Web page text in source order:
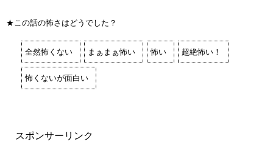
★この話の怖さはどうでした？
全然怖くない まぁまぁ怖い 怖い 超絶怖い！
怖くないが面白い
スポンサーリンク